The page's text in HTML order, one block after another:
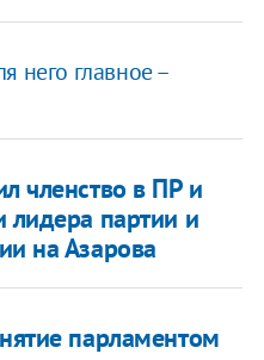
него главное –
членство в ПР и
лидера партии и
на Азарова
парламентом